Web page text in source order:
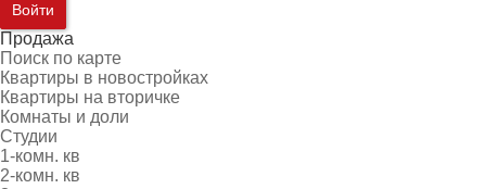
Войти
Продажа
Поиск по карте
Квартиры в новостройках
Квартиры на вторичке
Комнаты и доли
Студии
1-комн. кв
2-комн. кв